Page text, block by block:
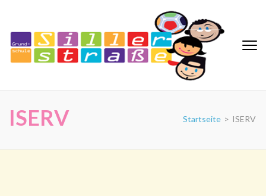
springen
(Eingabetaste
drücken)
ISERV Startseite > ISERV